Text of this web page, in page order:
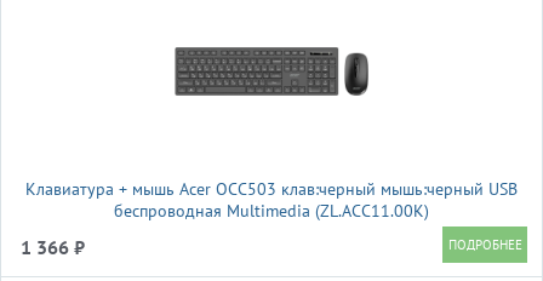
Клавиатура + мышь Acer OCC503 клав:черный мышь:черный USB
беспроводная Multimedia (ZL.ACC11.00K)
1 366 ₽